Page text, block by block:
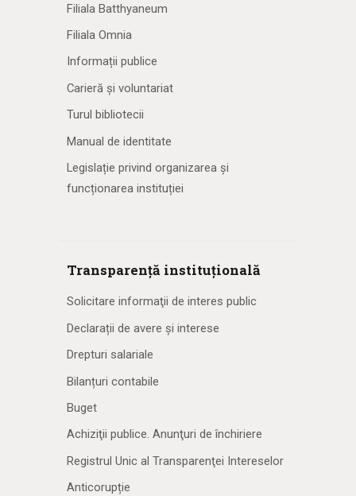
Filiala Batthyaneum
Filiala Omnia
Informații publice
Carieră și voluntariat
Turul bibliotecii
Manual de identitate
Legislație privind organizarea și
funcționarea instituției
Transparență instituțională
Solicitare informaţii de interes public
Declarații de avere și interese
Drepturi salariale
Bilanțuri contabile
Buget
Achiziţii publice. Anunţuri de închiriere
Registrul Unic al Transparenţei Intereselor
Anticorupție